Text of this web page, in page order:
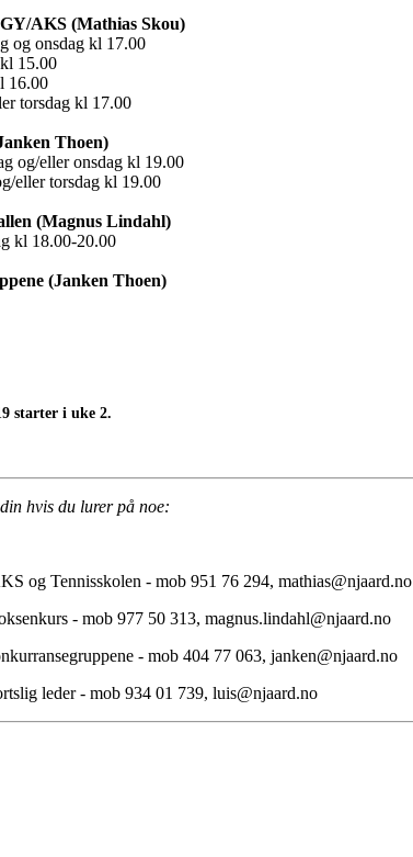
AKS (Mathias Skou)
og onsdag kl 17.00
15.00
16.00
torsdag kl 17.00
Thoen)
og/eller onsdag kl 19.00
eller torsdag kl 19.00
(Magnus Lindahl)
kl 18.00-20.00
(Janken Thoen)
starter i uke 2.
hvis du lurer på noe:
og Tennisskolen - mob 951 76 294, mathias@njaard.no
- mob 977 50 313, magnus.lindahl@njaard.no
- mob 404 77 063, janken@njaard.no
leder - mob 934 01 739, luis@njaard.no